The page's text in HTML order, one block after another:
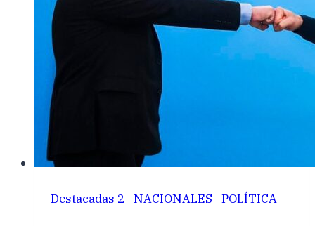
Destacadas 2 | NACIONALES | POLÍTICA